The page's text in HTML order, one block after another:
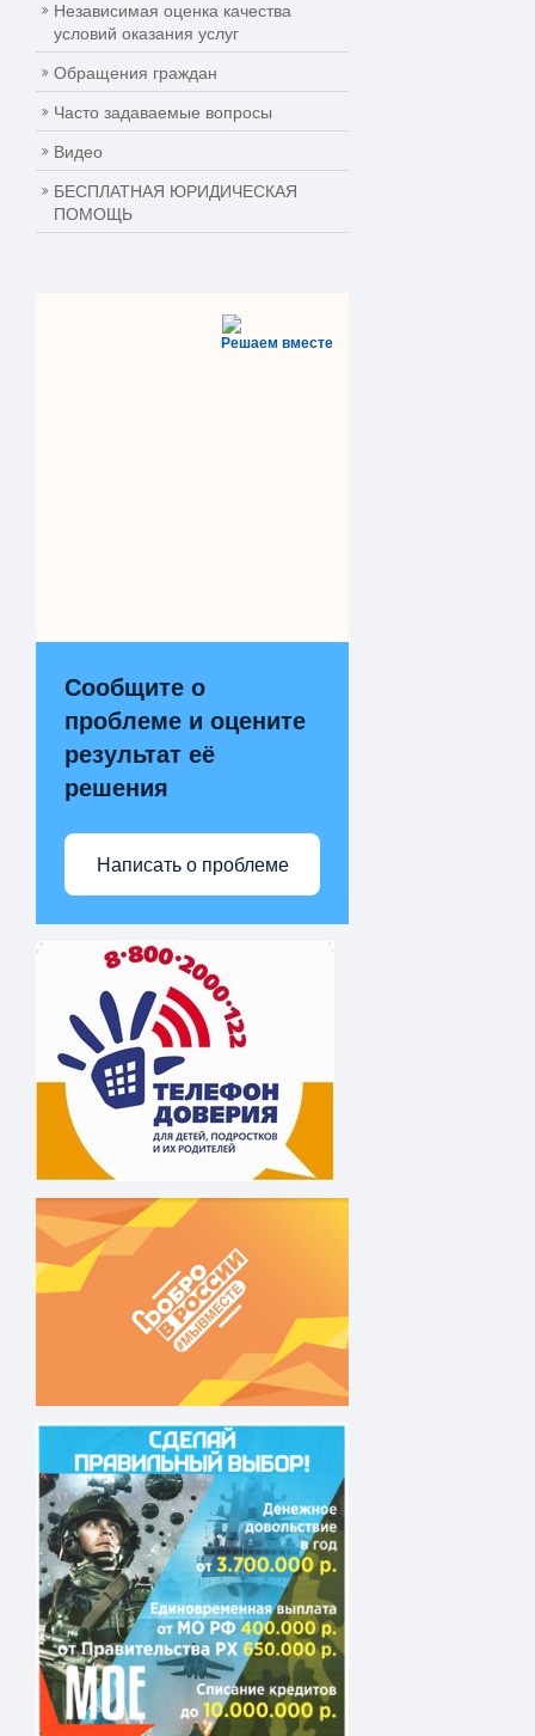
Независимая оценка качества
условий оказания услуг
Обращения граждан
Часто задаваемые вопросы
Видео
БЕСПЛАТНАЯ ЮРИДИЧЕСКАЯ
ПОМОЩЬ
Решаем вместе
Сообщите о
проблеме и оцените
результат её
решения
Написать о проблеме